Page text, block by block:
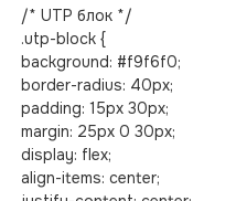
/* UTP блок */
.utp-block {
background: #f9f6f0;
border-radius: 40px;
padding: 15px 30px;
margin: 25px 0 30px;
display: flex;
align-items: center;